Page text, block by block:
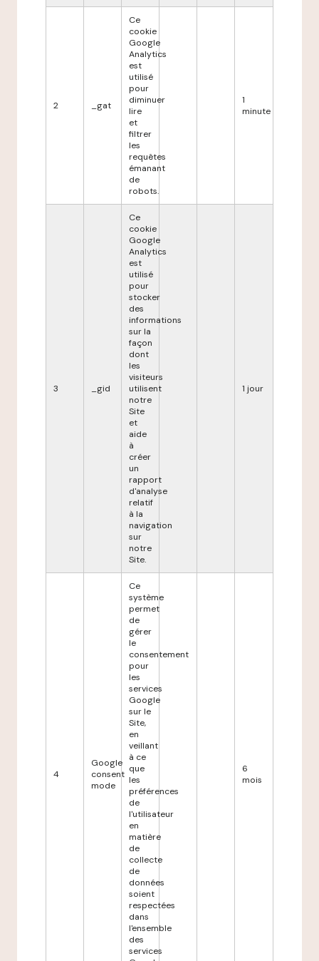
2 _gat
Ce
cookie
Google
Analytics
est
utilisé
pour
diminuer
lire
et
filtrer
les
requêtes
émanant
de
robots.
1
minute
3 _gid
Ce
cookie
Google
Analytics
est
utilisé
pour
stocker
des
informations
sur la
façon
dont
les
visiteurs
utilisent
notre
Site
et
aide
à
créer
un
rapport
d'analyse
relatif
à la
navigation
sur
notre
Site.
1 jour
4
Google
consent
mode
Ce
système
permet
de
gérer
le
consentement
pour
les
services
Google
sur le
Site,
en
veillant
à ce
que
les
préférences
de
l'utilisateur
en
matière
de
collecte
de
données
soient
respectées
dans
l'ensemble
des
services
6
mois